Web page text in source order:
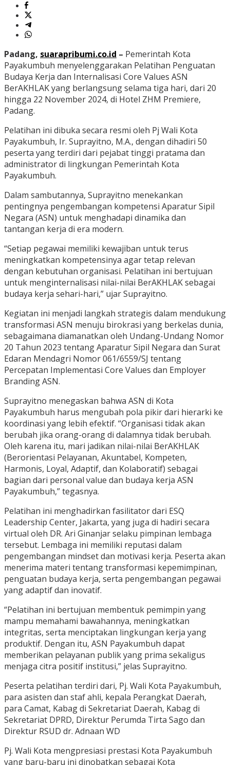
Padang, suarapribumi.co.id – Pemerintah Kota
Payakumbuh menyelenggarakan Pelatihan Penguatan
Budaya Kerja dan Internalisasi Core Values ASN
BerAKHLAK yang berlangsung selama tiga hari, dari 20
hingga 22 November 2024, di Hotel ZHM Premiere,
Padang.
Pelatihan ini dibuka secara resmi oleh Pj Wali Kota
Payakumbuh, Ir. Suprayitno, M.A., dengan dihadiri 50
peserta yang terdiri dari pejabat tinggi pratama dan
administrator di lingkungan Pemerintah Kota
Payakumbuh.
Dalam sambutannya, Suprayitno menekankan
pentingnya pengembangan kompetensi Aparatur Sipil
Negara (ASN) untuk menghadapi dinamika dan
tantangan kerja di era modern.
“Setiap pegawai memiliki kewajiban untuk terus
meningkatkan kompetensinya agar tetap relevan
dengan kebutuhan organisasi. Pelatihan ini bertujuan
untuk menginternalisasi nilai-nilai BerAKHLAK sebagai
budaya kerja sehari-hari,” ujar Suprayitno.
Kegiatan ini menjadi langkah strategis dalam mendukung
transformasi ASN menuju birokrasi yang berkelas dunia,
sebagaimana diamanatkan oleh Undang-Undang Nomor
20 Tahun 2023 tentang Aparatur Sipil Negara dan Surat
Edaran Mendagri Nomor 061/6559/SJ tentang
Percepatan Implementasi Core Values dan Employer
Branding ASN.
Suprayitno menegaskan bahwa ASN di Kota
Payakumbuh harus mengubah pola pikir dari hierarki ke
koordinasi yang lebih efektif. “Organisasi tidak akan
berubah jika orang-orang di dalamnya tidak berubah.
Oleh karena itu, mari jadikan nilai-nilai BerAKHLAK
(Berorientasi Pelayanan, Akuntabel, Kompeten,
Harmonis, Loyal, Adaptif, dan Kolaboratif) sebagai
bagian dari personal value dan budaya kerja ASN
Payakumbuh,” tegasnya.
Pelatihan ini menghadirkan fasilitator dari ESQ
Leadership Center, Jakarta, yang juga di hadiri secara
virtual oleh DR. Ari Ginanjar selaku pimpinan lembaga
tersebut. Lembaga ini memiliki reputasi dalam
pengembangan mindset dan motivasi kerja. Peserta akan
menerima materi tentang transformasi kepemimpinan,
penguatan budaya kerja, serta pengembangan pegawai
yang adaptif dan inovatif.
“Pelatihan ini bertujuan membentuk pemimpin yang
mampu memahami bawahannya, meningkatkan
integritas, serta menciptakan lingkungan kerja yang
produktif. Dengan itu, ASN Payakumbuh dapat
memberikan pelayanan publik yang prima sekaligus
menjaga citra positif institusi,” jelas Suprayitno.
Peserta pelatihan terdiri dari, Pj. Wali Kota Payakumbuh,
para asisten dan staf ahli, kepala Perangkat Daerah,
para Camat, Kabag di Sekretariat Daerah, Kabag di
Sekretariat DPRD, Direktur Perumda Tirta Sago dan
Direktur RSUD dr. Adnaan WD
Pj. Wali Kota mengpresiasi prestasi Kota Payakumbuh
yang baru-baru ini dinobatkan sebagai Kota